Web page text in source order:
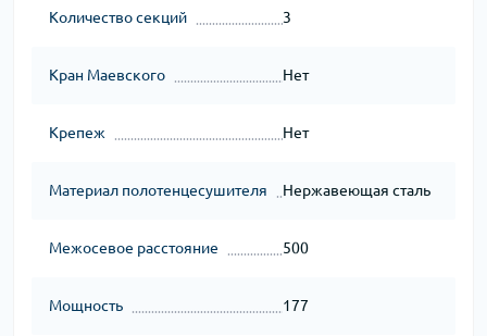
Количество секций 3
Кран Маевского Нет
Крепеж Нет
Материал полотенцесушителя Нержавеющая сталь
Межосевое расстояние 500
Мощность 177